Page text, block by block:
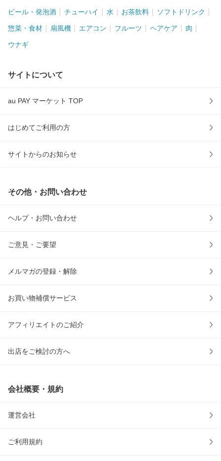
ビール・発泡酒 チューハイ 水 お茶飲料 ソフトドリンク
惣菜・食材 扇風機 エアコン フルーツ ヘアケア 肉
ウナギ
サイトについて
au PAY マーケット TOP
はじめてご利用の方
サイトからのお知らせ
その他・お問い合わせ
ヘルプ・お問い合わせ
ご意見・ご要望
メルマガの登録・解除
お買い物補償サービス
アフィリエイトのご紹介
出店をご検討の方へ
会社概要・規約
運営会社
ご利用規約